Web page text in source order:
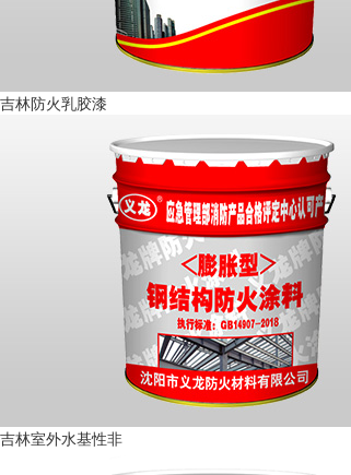
吉林防火乳胶漆
吉林室外水基性非